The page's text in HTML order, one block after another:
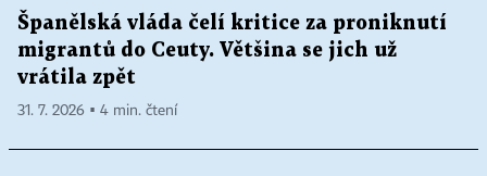
Španělská vláda čelí kritice za proniknutí
migrantů do Ceuty. Většina se jich už
vrátila zpět
31. 7. 2026 ▪ 4 min. čtení